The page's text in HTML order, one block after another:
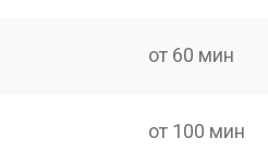
от 60 мин
от 100 мин